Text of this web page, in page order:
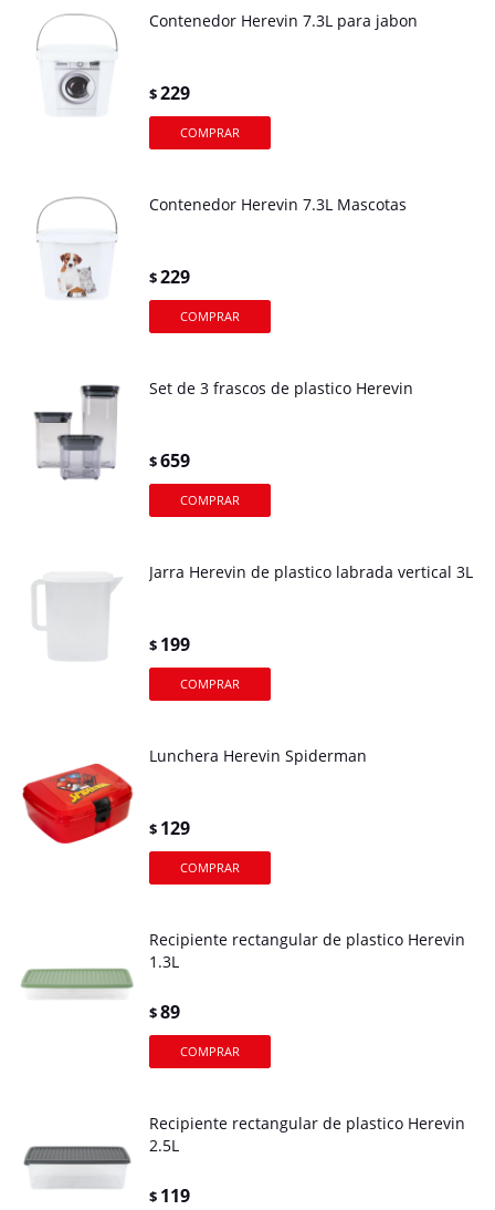
Contenedor Herevin 7.3L para jabon
$229
Contenedor Herevin 7.3L Mascotas
$229
Set de 3 frascos de plastico Herevin
$659
Jarra Herevin de plastico labrada vertical 3L
$ 199
Lunchera Herevin Spiderman
$ 129
Recipiente rectangular de plastico Herevin
1.3L
$89
Recipiente rectangular de plastico Herevin
2.5L
$ 119